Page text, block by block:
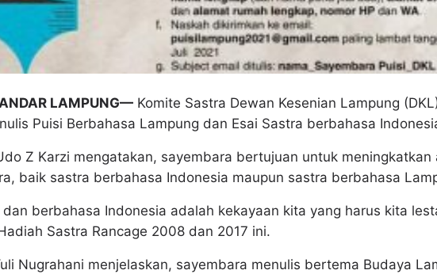
LAMPUNG— Komite Sastra Dewan Kesenian Lampung
Puisi Berbahasa Lampung dan Esai Sastra berbahasa
Z Karzi mengatakan, sayembara bertujuan untuk meningkatkan
baik sastra berbahasa Indonesia maupun sastra berbahasa
berbahasa Indonesia adalah kekayaan kita yang harus kita
Sastra Rancage 2008 dan 2017 ini.
Nugrahani menjelaskan, sayembara menulis bertema Budaya